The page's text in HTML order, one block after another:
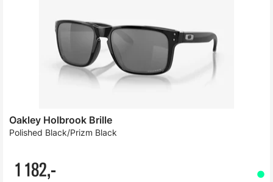
Oakley Holbrook Brille
Polished Black/Prizm Black
1 182,-